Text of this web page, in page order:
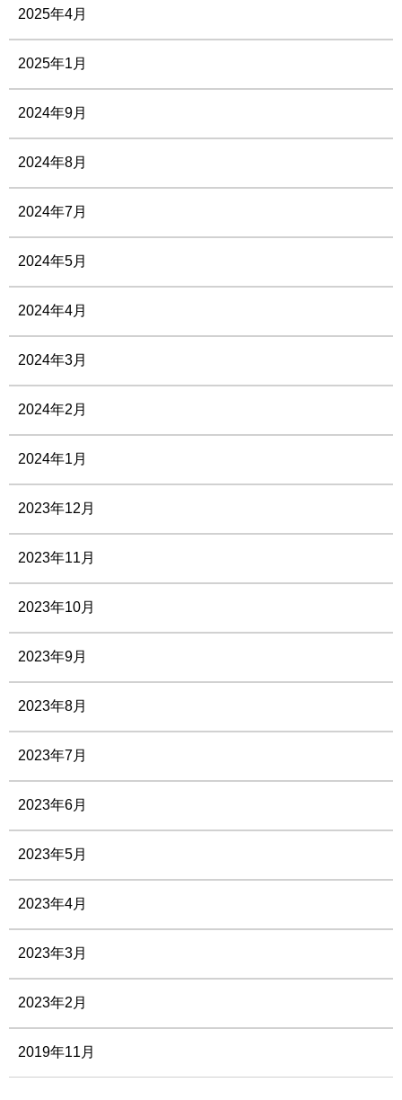
2025年4月
2025年1月
2024年9月
2024年8月
2024年7月
2024年5月
2024年4月
2024年3月
2024年2月
2024年1月
2023年12月
2023年11月
2023年10月
2023年9月
2023年8月
2023年7月
2023年6月
2023年5月
2023年4月
2023年3月
2023年2月
2019年11月